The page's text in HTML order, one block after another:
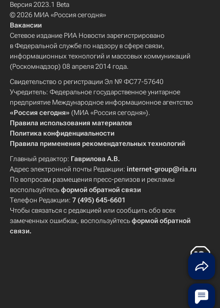
Версия 2023.1 Beta
© 2026 МИА «Россия сегодня»
Вакансии
Сетевое издание РИА Новости зарегистрировано
в Федеральной службе по надзору в сфере связи,
информационных технологий и массовых коммуникаций
(Роскомнадзор) 08 апреля 2014 года.
Свидетельство о регистрации Эл № ФС77-57640
Учредитель: Федеральное государственное унитарное
предприятие Международное информационное агентство
«Россия сегодня» (МИА «Россия сегодня»).
Правила использования материалов
Политика конфиденциальности
Правила применения рекомендательных технологий
Главный редактор: Гаврилова А.В.
Адрес электронной почты Редакции: internet-group@ria.ru
По вопросам размещения пресс-релизов и рекламы
воспользуйтесьформой обратной связи
Телефон Редакции: 7 (495) 645-6601
Чтобы связаться с редакцией или сообщить обо всех
замеченных ошибках, воспользуйтесьформой обратной
связи.